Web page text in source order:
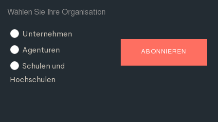
Wählen Sie Ihre Organisation
Unternehmen
Agenturen
Schulen und
Hochschulen